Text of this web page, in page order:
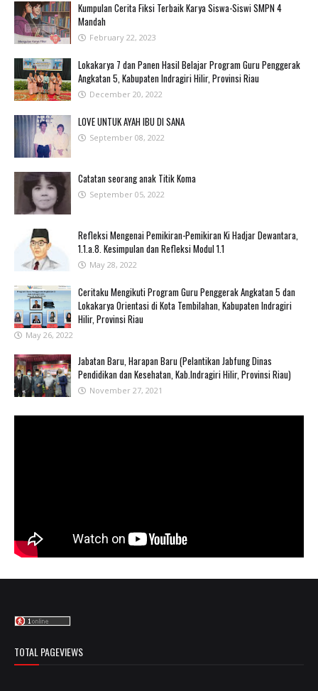
Kumpulan Cerita Fiksi Terbaik Karya Siswa-Siswi SMPN 4
Mandah
February 22, 2023
Lokakarya 7 dan Panen Hasil Belajar Program Guru Penggerak
Angkatan 5, Kabupaten Indragiri Hilir, Provinsi Riau
December 20, 2022
LOVE UNTUK AYAH IBU DI SANA
September 08, 2022
Catatan seorang anak Titik Koma
September 05, 2022
Refleksi Mengenai Pemikiran-Pemikiran Ki Hadjar Dewantara,
1.1.a.8. Kesimpulan dan Refleksi Modul 1.1
May 28, 2022
Ceritaku Mengikuti Program Guru Penggerak Angkatan 5 dan
Lokakarya Orientasi di Kota Tembilahan, Kabupaten Indragiri
Hilir, Provinsi Riau
May 26, 2022
Jabatan Baru, Harapan Baru (Pelantikan Jabfung Dinas
Pendidikan dan Kesehatan, Kab.Indragiri Hilir, Provinsi Riau)
November 27, 2021
TOTAL PAGEVIEWS